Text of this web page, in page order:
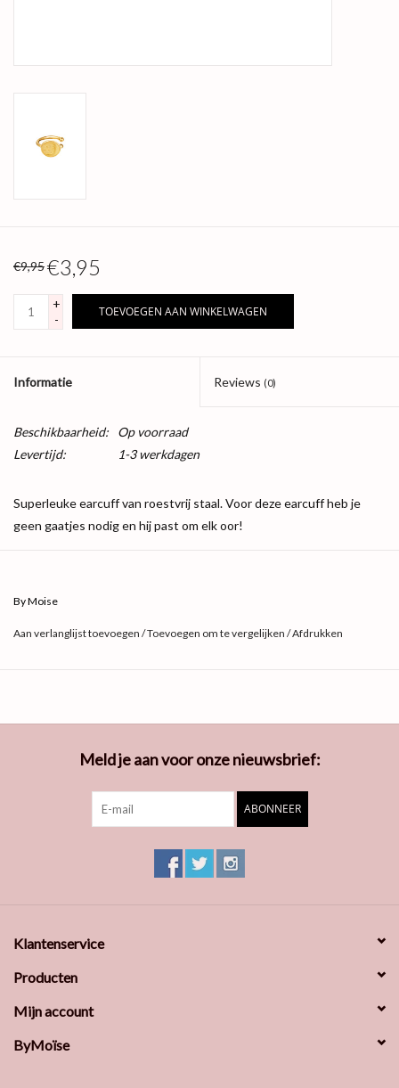
€9,95€3,95
+
-
TOEVOEGEN AAN WINKELWAGEN
Informatie Reviews (0)
Beschikbaarheid:
Op voorraad
Levertijd:
1-3 werkdagen
Superleuke earcuff van roestvrij staal. Voor deze earcuff heb je
geen gaatjes nodig en hij past om elk oor!
Materiaal: Stainless steel
By Moise
Aan verlanglijst toevoegen /Toevoegen om te vergelijken /Afdrukken
Meld je aan voor onze nieuwsbrief:
ABONNEER
Klantenservice
Producten
Mijn account
ByMoïse